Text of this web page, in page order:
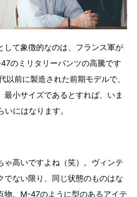
して象徴的なのは、フランス軍が
のミリタリーパンツの高騰です
以前に製造された前期モデルで、
最小サイズであるとすれば、いま
にはなります。
ゃ高いですよね（笑）。ヴィンテ
でない限り、同じ状態のものはな
物。M-47のように型のあるアイテ